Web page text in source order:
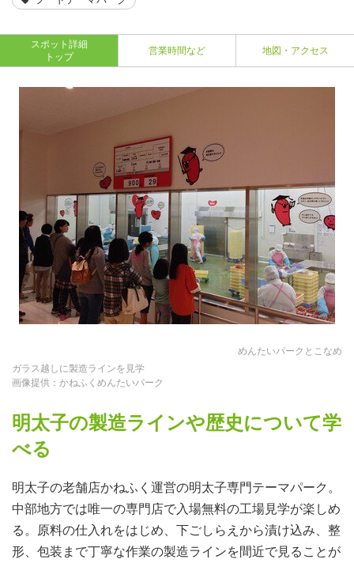
スポット詳細
トップ
営業時間など 地図・アクセス
めんたいパークとこなめ
ガラス越しに製造ラインを見学
画像提供：かねふくめんたいパーク
明太子の製造ラインや歴史について学
べる
明太子の老舗店かねふく運営の明太子専門テーマパーク。
中部地方では唯一の専門店で入場無料の工場見学が楽しめ
る。原料の仕入れをはじめ、下ごしらえから漬け込み、整
形、包装まで丁寧な作業の製造ラインを間近で見ることが